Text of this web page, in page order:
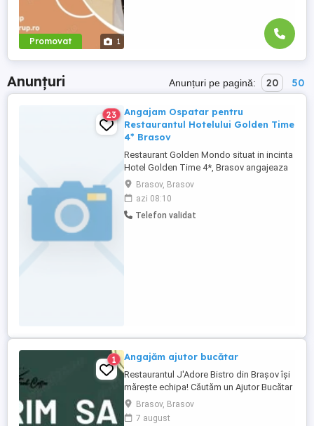
Promovat 1
Anunțuri Anunțuri pe pagină: 20 50
23
Angajam Ospatar pentru
Restaurantul Hotelului Golden Time
4* Brasov
Restaurant Golden Mondo situat in incinta
Hotel Golden Time 4*, Brasov angajeaza
ospatari. Solicitam seriozitate , stabilitate,
corectitudine . Relații la telefon sau la
adresa de email.
Brasov, Brasov
azi 08:10
Telefon validat
1 Angajăm ajutor bucătar
Restaurantul J'Adore Bistro din Brașov își
mărește echipa! Căutăm un Ajutor Bucătar
entuziast și dedicat care să ne ajute în
bucătărie. Cerințe: Experiență anterioară
Brasov, Brasov
7 august